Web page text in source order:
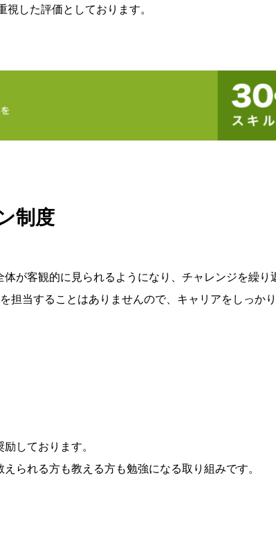
視した評価としております。
制度
が客観的に見られるようになり、チャレンジを繰り
担当することはありませんので、キャリアをしっか
しております。
られる方も教える方も勉強になる取り組みです。